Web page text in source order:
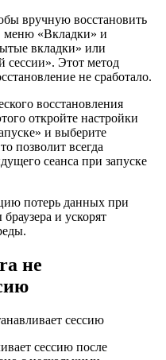
вручную восстановить
меню «Вкладки» и
вкладки» или
сессии». Этот метод
не сработало.
восстановления
откройте настройки
и выберите
позволит всегда
сеанса при запуске
потерь данных при
и ускорят
не
сессию после